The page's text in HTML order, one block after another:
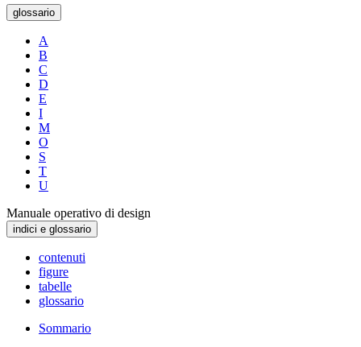
glossario
A
B
C
D
E
I
M
O
S
T
U
Manuale operativo di design
indici e glossario
contenuti
figure
tabelle
glossario
Sommario